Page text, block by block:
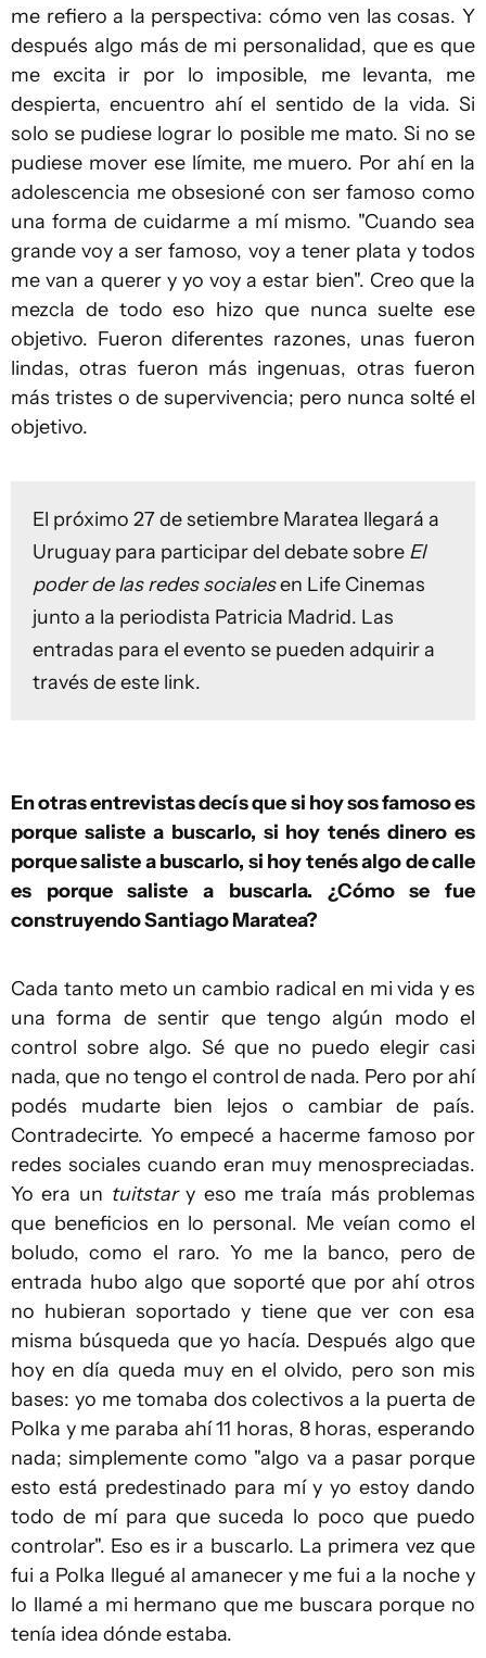
me refiero a la perspectiva: cómo ven las cosas. Y
después algo más de mi personalidad, que es que
me excita ir por lo imposible, me levanta, me
despierta, encuentro ahí el sentido de la vida. Si
solo se pudiese lograr lo posible me mato. Si no se
pudiese mover ese límite, me muero. Por ahí en la
adolescencia me obsesioné con ser famoso como
una forma de cuidarme a mí mismo. "Cuando sea
grande voy a ser famoso, voy a tener plata y todos
me van a querer y yo voy a estar bien". Creo que la
mezcla de todo eso hizo que nunca suelte ese
objetivo. Fueron diferentes razones, unas fueron
lindas, otras fueron más ingenuas, otras fueron
más tristes o de supervivencia; pero nunca solté el
objetivo.
El próximo 27 de setiembre Maratea llegará a
Uruguay para participar del debate sobre El
poder de las redes socialesen Life Cinemas
junto a la periodista Patricia Madrid. Las
entradas para el evento se pueden adquirir a
través deeste link.
En otras entrevistas decís que si hoy sos famoso es
porque saliste a buscarlo, si hoy tenés dinero es
porque saliste a buscarlo, si hoy tenés algo de calle
es porque saliste a buscarla. ¿Cómo se fue
construyendo Santiago Maratea?
Cada tanto meto un cambio radical en mi vida y es
una forma de sentir que tengo algún modo el
control sobre algo. Sé que no puedo elegir casi
nada, que no tengo el control de nada. Pero por ahí
podés mudarte bien lejos o cambiar de país.
Contradecirte. Yo empecé a hacerme famoso por
redes sociales cuando eran muy menospreciadas.
Yo era un tuitstary eso me traía más problemas
que beneficios en lo personal. Me veían como el
boludo, como el raro. Yo me la banco, pero de
entrada hubo algo que soporté que por ahí otros
no hubieran soportado y tiene que ver con esa
misma búsqueda que yo hacía. Después algo que
hoy en día queda muy en el olvido, pero son mis
bases: yo me tomaba dos colectivos a la puerta de
Polka y me paraba ahí 11 horas, 8 horas, esperando
nada; simplemente como "algo va a pasar porque
esto está predestinado para mí y yo estoy dando
todo de mí para que suceda lo poco que puedo
controlar". Eso es ir a buscarlo. La primera vez que
fui a Polka llegué al amanecer y me fui a la noche y
lo llamé a mi hermano que me buscara porque no
tenía idea dónde estaba.